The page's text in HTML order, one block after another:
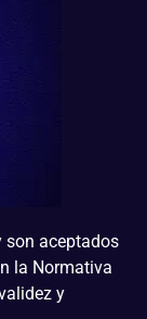
son aceptados
la Normativa
y